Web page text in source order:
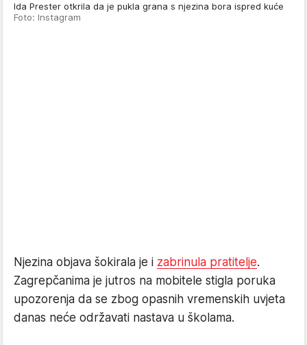
Ida Prester otkrila da je pukla grana s njezina bora ispred kuće
Foto: Instagram
Njezina objava šokirala je i zabrinula pratitelje.
Zagrepčanima je jutros na mobitele stigla poruka
upozorenja da se zbog opasnih vremenskih uvjeta
danas neće održavati nastava u školama.